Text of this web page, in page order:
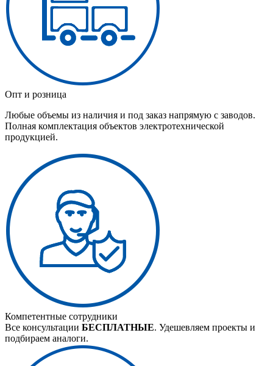
Опт и розница
Любые объемы из наличия и под заказ напрямую с заводов.
Полная комплектация объектов электротехнической
продукцией.
Компетентные сотрудники
Все консультации БЕСПЛАТНЫЕ. Удешевляем проекты и
подбираем аналоги.